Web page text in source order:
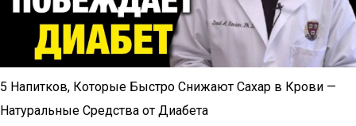
5 Напитков, Которые Быстро Снижают Сахар в Крови —
Натуральные Средства от Диабета